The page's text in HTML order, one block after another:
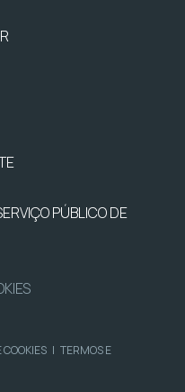
PÚBLICO DE
COOKIES | TERMOS E